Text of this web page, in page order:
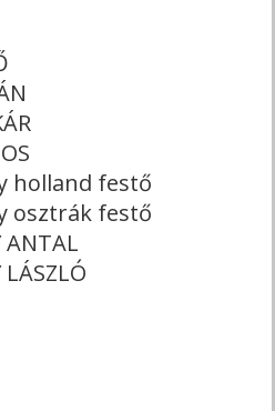
holland festő
osztrák festő
ANTAL
LÁSZLÓ